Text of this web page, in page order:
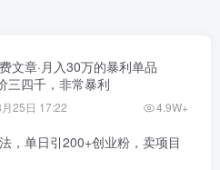
文章·月入30万的暴利单品
三四千，非常暴利
25日 17:22 4.9W+
，单日引200+创业粉，卖项目